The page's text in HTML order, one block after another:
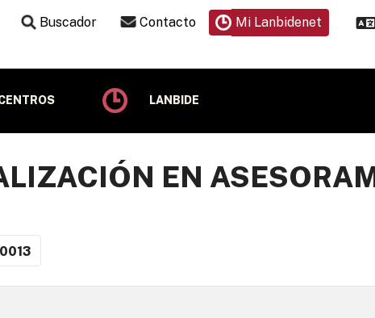
Buscador Contacto Mi Lanbidenet
LANBIDE
EN